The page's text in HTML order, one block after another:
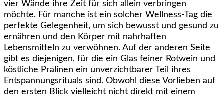
vier Wände ihre Zeit für sich allein verbringen
möchte. Für manche ist ein solcher Wellness-Tag die
perfekte Gelegenheit, um sich bewusst und gesund zu
ernähren und den Körper mit nahrhaften
Lebensmitteln zu verwöhnen. Auf der anderen Seite
gibt es diejenigen, für die ein Glas feiner Rotwein und
köstliche Pralinen ein unverzichtbarer Teil ihres
Entspannungsrituals sind. Obwohl diese Vorlieben auf
den ersten Blick vielleicht nicht direkt mit einem